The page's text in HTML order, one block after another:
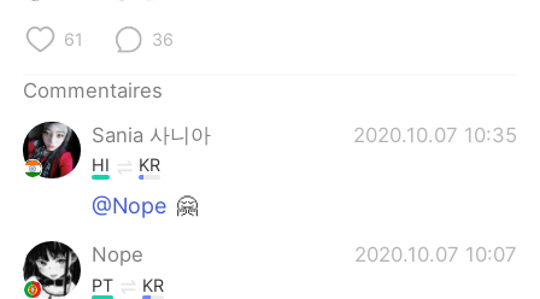
Türkçe
Português
61 36
Commentaires
Sania 사니아
2020.10.07 10:35
HI KR
@Nope 🤗
Nope 2020.10.07 10:07
PT KR